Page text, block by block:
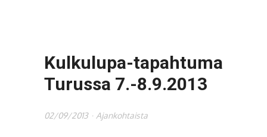
Kulkulupa-tapahtuma
Turussa 7.-8.9.2013
02/09/2013 Ajankohtaista